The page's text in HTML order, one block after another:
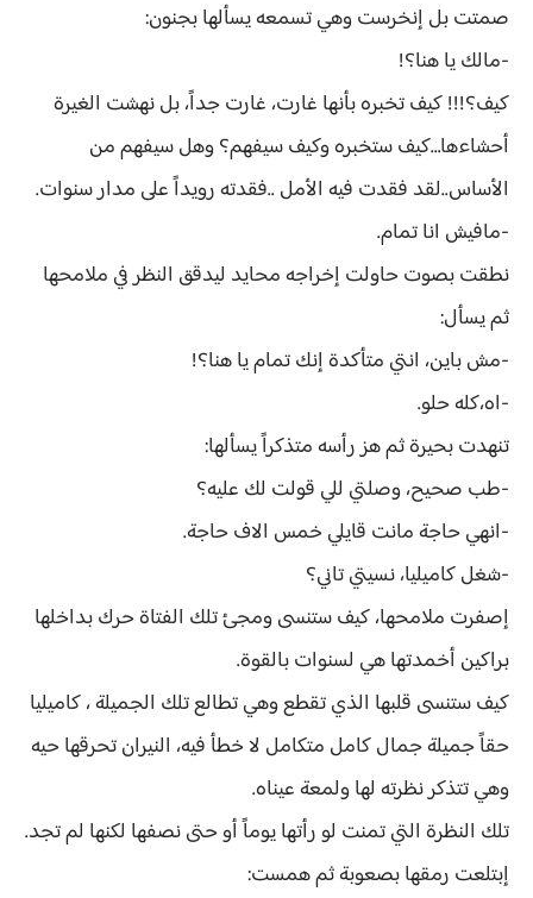
صمتت بل إنخرست وهي تسمعه يسألها بجنون:
-مالك يا هنا؟!
كيف؟!!! كيف تخبره بأنها غارت، غارت جداً، بل نهشت الغيرة
أحشاءها…كيف ستخبره وكيف سيفهم؟ وهل سيفهم من
الأساس..لقد فقدت فيه الأمل ..فقدته رويداً على مدار سنوات.
-مافيش انا تمام.
نطقت بصوت حاولت إخراجه محايد ليدقق النظر في ملامحها
ثم يسأل:
-مش باين، انتي متأكدة إنك تمام يا هنا؟!
-اه،كله حلو.
تنهدت بحيرة ثم هز رأسه متذكراً يسألها:
-طب صحيح، وصلتي للي قولت لك عليه؟
-انهي حاجة مانت قايلي خمس الاف حاجة.
-شغل كاميليا، نسيتي تاني؟
إصفرت ملامحها، كيف ستنسى ومجئ تلك الفتاة حرك بداخلها
براكين أخمدتها هي لسنوات بالقوة.
كيف ستنسى قلبها الذي تقطع وهي تطالع تلك الجميلة ، كاميليا
حقاً جميلة جمال كامل متكامل لا خطأ فيه، النيران تحرقها حيه
وهي تتذكر نظرته لها ولمعة عيناه.
تلك النظرة التي تمنت لو رأتها يوماً أو حتى نصفها لكنها لم تجد.
إبتلعت رمقها بصعوبة ثم همست: